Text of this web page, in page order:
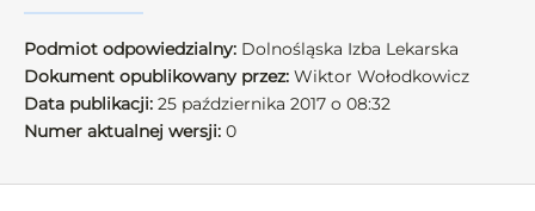
Podmiot odpowiedzialny: Dolnośląska Izba Lekarska
Dokument opublikowany przez: Wiktor Wołodkowicz
Data publikacji: 25 października 2017 o 08:32
Numer aktualnej wersji: 0